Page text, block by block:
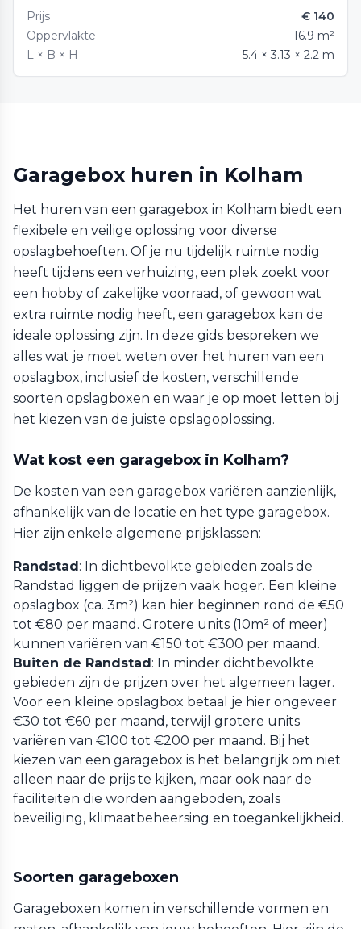
Prijs
€ 140
Oppervlakte
16.9 m²
L × B × H
5.4 × 3.13 × 2.2 m
Garagebox huren in Kolham
Het huren van een garagebox in Kolham biedt een
flexibele en veilige oplossing voor diverse
opslagbehoeften. Of je nu tijdelijk ruimte nodig
heeft tijdens een verhuizing, een plek zoekt voor
een hobby of zakelijke voorraad, of gewoon wat
extra ruimte nodig heeft, een garagebox kan de
ideale oplossing zijn. In deze gids bespreken we
alles wat je moet weten over het huren van een
opslagbox, inclusief de kosten, verschillende
soorten opslagboxen en waar je op moet letten bij
het kiezen van de juiste opslagoplossing.
Wat kost een garagebox in Kolham?
De kosten van een garagebox variëren aanzienlijk,
afhankelijk van de locatie en het type garagebox.
Hier zijn enkele algemene prijsklassen:
Randstad: In dichtbevolkte gebieden zoals de
Randstad liggen de prijzen vaak hoger. Een kleine
opslagbox (ca. 3m²) kan hier beginnen rond de €50
tot €80 per maand. Grotere units (10m² of meer)
kunnen variëren van €150 tot €300 per maand.
Buiten de Randstad: In minder dichtbevolkte
gebieden zijn de prijzen over het algemeen lager.
Voor een kleine opslagbox betaal je hier ongeveer
€30 tot €60 per maand, terwijl grotere units
variëren van €100 tot €200 per maand. Bij het
kiezen van een garagebox is het belangrijk om niet
alleen naar de prijs te kijken, maar ook naar de
faciliteiten die worden aangeboden, zoals
beveiliging, klimaatbeheersing en toegankelijkheid.
Soorten garageboxen
Garageboxen komen in verschillende vormen en